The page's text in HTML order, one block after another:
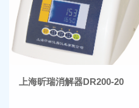
上海昕瑞消解器DR200-20